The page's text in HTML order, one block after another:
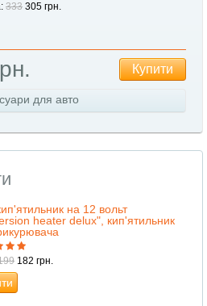
333 305 грн.
Купити
для авто
на 12 вольт
heater delux", кип'ятильник
182 грн.